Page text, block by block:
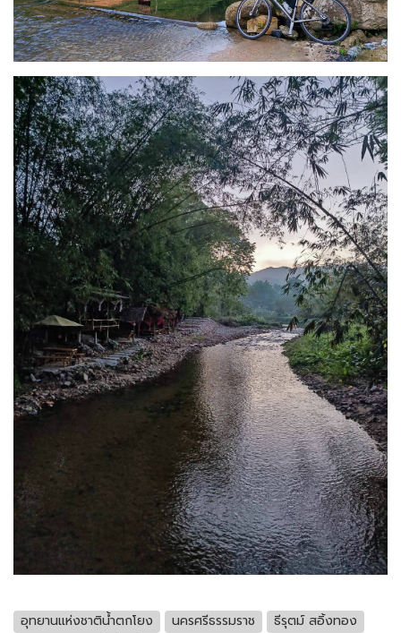
อุทยานแห่งชาติน้ำตกโยง นครศรีธรรมราช
ธีรุตม์ สอิ้งทอง